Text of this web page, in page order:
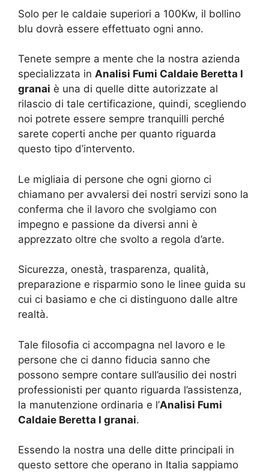
Solo per le caldaie superiori a 100Kw, il bollino
blu dovrà essere effettuato ogni anno.
Tenete sempre a mente che la nostra azienda
specializzata in Analisi Fumi Caldaie Beretta I
granai è una di quelle ditte autorizzate al
rilascio di tale certificazione, quindi, scegliendo
noi potrete essere sempre tranquilli perché
sarete coperti anche per quanto riguarda
questo tipo d’intervento.
Le migliaia di persone che ogni giorno ci
chiamano per avvalersi dei nostri servizi sono la
conferma che il lavoro che svolgiamo con
impegno e passione da diversi anni è
apprezzato oltre che svolto a regola d’arte.
Sicurezza, onestà, trasparenza, qualità,
preparazione e risparmio sono le linee guida su
cui ci basiamo e che ci distinguono dalle altre
realtà.
Tale filosofia ci accompagna nel lavoro e le
persone che ci danno fiducia sanno che
possono sempre contare sull’ausilio dei nostri
professionisti per quanto riguarda l’assistenza,
la manutenzione ordinaria e l’Analisi Fumi
Caldaie Beretta I granai.
Essendo la nostra una delle ditte principali in
questo settore che operano in Italia sappiamo